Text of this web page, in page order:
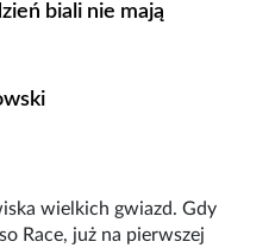
biali nie mają
wielkich gwiazd. Gdy
Race, już na pierwszej